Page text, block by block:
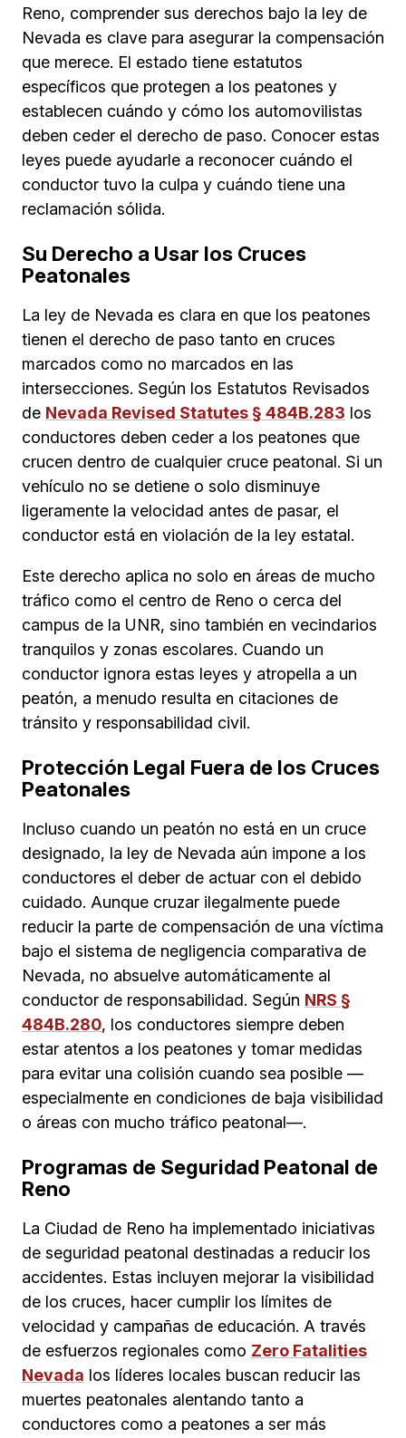
Reno, comprender sus derechos bajo la ley de
Nevada es clave para asegurar la compensación
que merece. El estado tiene estatutos
específicos que protegen a los peatones y
establecen cuándo y cómo los automovilistas
deben ceder el derecho de paso. Conocer estas
leyes puede ayudarle a reconocer cuándo el
conductor tuvo la culpa y cuándo tiene una
reclamación sólida.
Su Derecho a Usar los Cruces
Peatonales
La ley de Nevada es clara en que los peatones
tienen el derecho de paso tanto en cruces
marcados como no marcados en las
intersecciones. Según los Estatutos Revisados
de Nevada Revised Statutes § 484B.283 los
conductores deben ceder a los peatones que
crucen dentro de cualquier cruce peatonal. Si un
vehículo no se detiene o solo disminuye
ligeramente la velocidad antes de pasar, el
conductor está en violación de la ley estatal.
Este derecho aplica no solo en áreas de mucho
tráfico como el centro de Reno o cerca del
campus de la UNR, sino también en vecindarios
tranquilos y zonas escolares. Cuando un
conductor ignora estas leyes y atropella a un
peatón, a menudo resulta en citaciones de
tránsito y responsabilidad civil.
Protección Legal Fuera de los Cruces
Peatonales
Incluso cuando un peatón no está en un cruce
designado, la ley de Nevada aún impone a los
conductores el deber de actuar con el debido
cuidado. Aunque cruzar ilegalmente puede
reducir la parte de compensación de una víctima
bajo el sistema de negligencia comparativa de
Nevada, no absuelve automáticamente al
conductor de responsabilidad. Según NRS §
484B.280, los conductores siempre deben
estar atentos a los peatones y tomar medidas
para evitar una colisión cuando sea posible —
especialmente en condiciones de baja visibilidad
o áreas con mucho tráfico peatonal—.
Programas de Seguridad Peatonal de
Reno
La Ciudad de Reno ha implementado iniciativas
de seguridad peatonal destinadas a reducir los
accidentes. Estas incluyen mejorar la visibilidad
de los cruces, hacer cumplir los límites de
velocidad y campañas de educación. A través
de esfuerzos regionales como Zero Fatalities
Nevada los líderes locales buscan reducir las
muertes peatonales alentando tanto a
conductores como a peatones a ser más